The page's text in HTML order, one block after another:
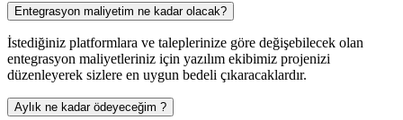
Entegrasyon maliyetim ne kadar olacak?
İstediğiniz platformlara ve taleplerinize göre değişebilecek olan
entegrasyon maliyetleriniz için yazılım ekibimiz projenizi
düzenleyerek sizlere en uygun bedeli çıkaracaklardır.
Aylık ne kadar ödeyeceğim ?